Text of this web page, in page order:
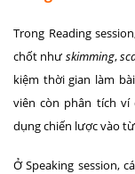
Trong Reading session
chốt như skimming,
kiệm thời gian làm
viên còn phân tích
dụng chiến lược vào
ỞSpeaking session,